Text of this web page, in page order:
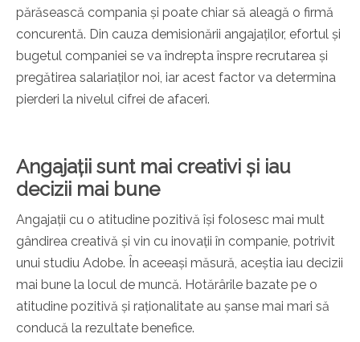
părăsească compania și poate chiar să aleagă o firmă
concurentă. Din cauza demisionării angajaților, efortul și
bugetul companiei se va îndrepta înspre recrutarea și
pregătirea salariaților noi, iar acest factor va determina
pierderi la nivelul cifrei de afaceri.
Angajații sunt mai creativi și iau
decizii mai bune
Angajații cu o atitudine pozitivă își folosesc mai mult
gândirea creativă și vin cu inovații în companie, potrivit
unui studiu Adobe. În aceeași măsură, aceștia iau decizii
mai bune la locul de muncă. Hotărârile bazate pe o
atitudine pozitivă și raționalitate au șanse mai mari să
conducă la rezultate benefice.